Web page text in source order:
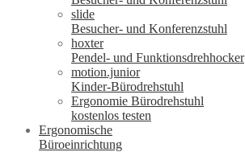
slide
Besucher- und Konferenzstuhl
hoxter
Pendel- und Funktionsdrehhocker
motion.junior
Kinder-Bürodrehstuhl
Ergonomie Bürodrehstuhl
kostenlos testen
Ergonomische
Büroeinrichtung